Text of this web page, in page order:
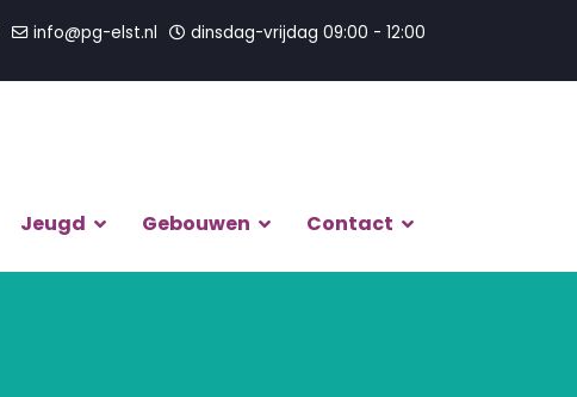
info@pg-elst.nl dinsdag-vrijdag 09:00 - 12:00
Jeugd Gebouwen Contact